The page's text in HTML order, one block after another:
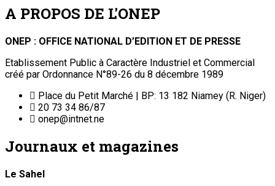
A PROPOS DE L'ONEP
ONEP : OFFICE NATIONAL D’EDITION ET DE PRESSE
Etablissement Public à Caractère Industriel et Commercial
créé par Ordonnance N°89-26 du 8 décembre 1989
Place du Petit Marché | BP: 13 182 Niamey (R. Niger)
20 73 34 86/87
onep@intnet.ne
Journaux et magazines
Le Sahel